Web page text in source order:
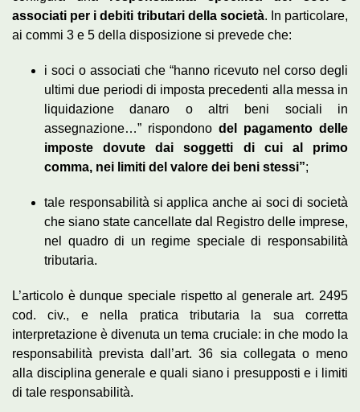
associati per i debiti tributari della società. In particolare,
ai commi 3 e 5 della disposizione si prevede che:
i soci o associati che “hanno ricevuto nel corso degli
ultimi due periodi di imposta precedenti alla messa in
liquidazione danaro o altri beni sociali in
assegnazione…” rispondono del pagamento delle
imposte dovute dai soggetti di cui al primo
comma, nei limiti del valore dei beni stessi”;
tale responsabilità si applica anche ai soci di società
che siano state cancellate dal Registro delle imprese,
nel quadro di un regime speciale di responsabilità
tributaria.
L’articolo è dunque speciale rispetto al generale art. 2495
cod. civ., e nella pratica tributaria la sua corretta
interpretazione è divenuta un tema cruciale: in che modo la
responsabilità prevista dall’art. 36 sia collegata o meno
alla disciplina generale e quali siano i presupposti e i limiti
di tale responsabilità.